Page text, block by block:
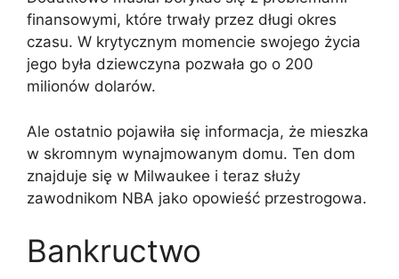
finansowymi, które trwały przez długi okres
czasu. W krytycznym momencie swojego życia
jego była dziewczyna pozwała go o 200
milionów dolarów.
Ale ostatnio pojawiła się informacja, że mieszka
w skromnym wynajmowanym domu. Ten dom
znajduje się w Milwaukee i teraz służy
zawodnikom NBA jako opowieść przestrogowa.
Bankructwo